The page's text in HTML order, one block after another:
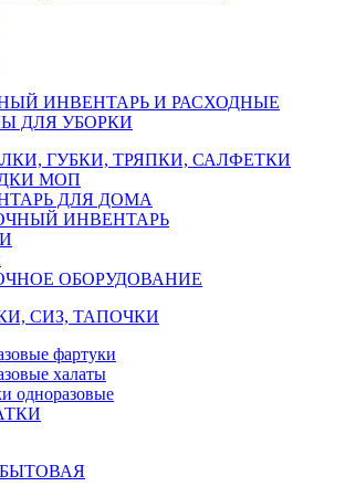
ИНВЕНТАРЬ И РАСХОДНЫЕ
ДЛЯ УБОРКИ
ГУБКИ, ТРЯПКИ, САЛФЕТКИ
МОП
ДЛЯ ДОМА
ИНВЕНТАРЬ
ОБОРУДОВАНИЕ
СИЗ, ТАПОЧКИ
фартуки
халаты
одноразовые